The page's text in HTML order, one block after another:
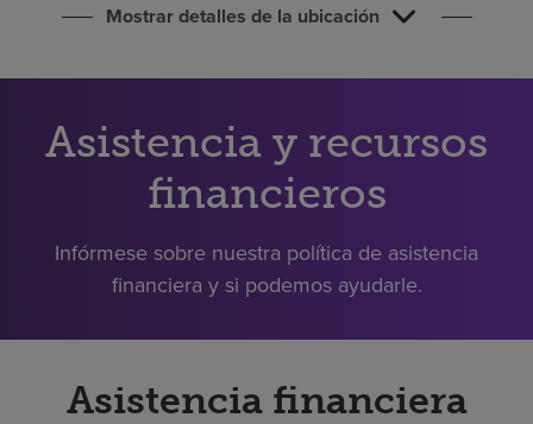
Empleos
Pagar mi factura
Mostrar detalles de la ubicación
Asistencia y recursos
financieros
Infórmese sobre nuestra política de asistencia
financiera y si podemos ayudarle.
Asistencia financiera